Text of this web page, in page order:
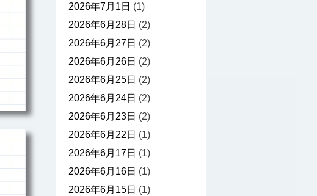
2026年7月1日 (1)
2026年6月28日 (2)
2026年6月27日 (2)
2026年6月26日 (2)
2026年6月25日 (2)
2026年6月24日 (2)
2026年6月23日 (2)
2026年6月22日 (1)
2026年6月17日 (1)
2026年6月16日 (1)
2026年6月15日 (1)